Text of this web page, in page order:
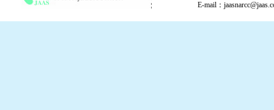
E-mail：